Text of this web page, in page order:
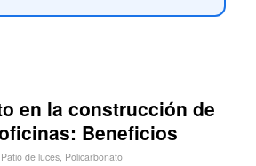
en la construcción de
Beneficios
Patio de luces, Policarbonato